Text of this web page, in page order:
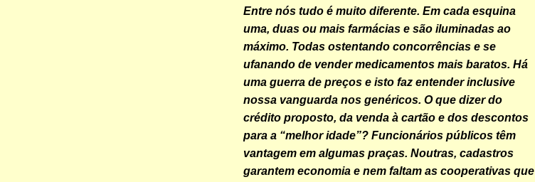
Entre nós tudo é muito diferente. Em cada esquina
uma, duas ou mais farmácias e são iluminadas ao
máximo. Todas ostentando concorrências e se
ufanando de vender medicamentos mais baratos. Há
uma guerra de preços e isto faz entender inclusive
nossa vanguarda nos genéricos. O que dizer do
crédito proposto, da venda à cartão e dos descontos
para a “melhor idade”? Funcionários públicos têm
vantagem em algumas praças. Noutras, cadastros
garantem economia e nem faltam as cooperativas que